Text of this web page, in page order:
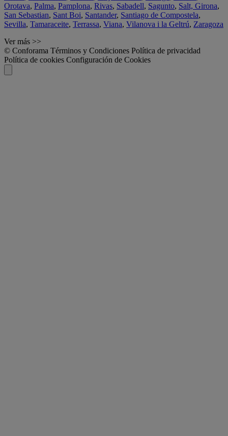
Orotava, Palma, Pamplona, Rivas, Sabadell, Sagunto, Salt, Girona,
San Sebastian, Sant Boi, Santander, Santiago de Compostela,
Sevilla, Tamaraceite, Terrassa, Viana, Vilanova i la Geltrú, Zaragoza
Ver más >>
© Conforama Términos y Condiciones Política de privacidad
Política de cookies Configuración de Cookies